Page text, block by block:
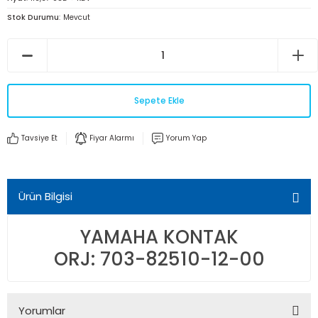
Stok Durumu Mevcut
Sepete Ekle
Tavsiye Et Fiyar Alarmı Yorum Yap
Ürün Bilgisi
YAMAHA KONTAK
ORJ: 703-82510-12-00
Yorumlar